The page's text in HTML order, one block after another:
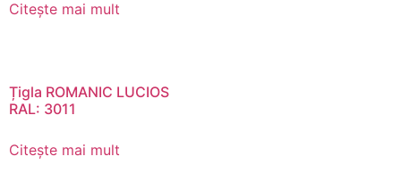
Citește mai mult
Țigla ROMANIC LUCIOS
RAL: 3011
Citește mai mult